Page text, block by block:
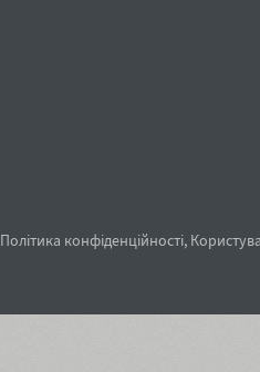
Політика конфіденційності,